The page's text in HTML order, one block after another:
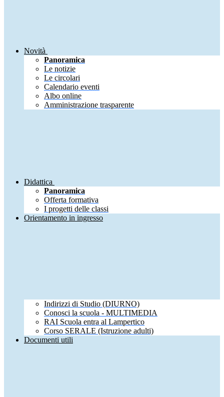
Novità
Panoramica
Le notizie
Le circolari
Calendario eventi
Albo online
Amministrazione trasparente
Didattica
Panoramica
Offerta formativa
I progetti delle classi
Orientamento in ingresso
Indirizzi di Studio (DIURNO)
Conosci la scuola - MULTIMEDIA
RAI Scuola entra al Lampertico
Corso SERALE (Istruzione adulti)
Documenti utili